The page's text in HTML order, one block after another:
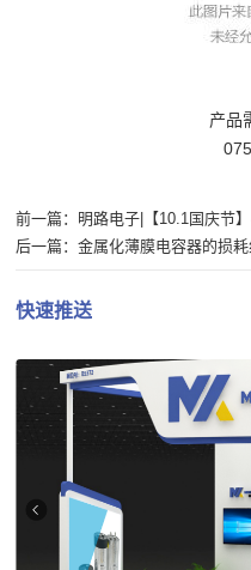
产品需
前一篇： 明路电子|【10.1国庆节
后一篇：金属化薄膜电容器的损
快速推送